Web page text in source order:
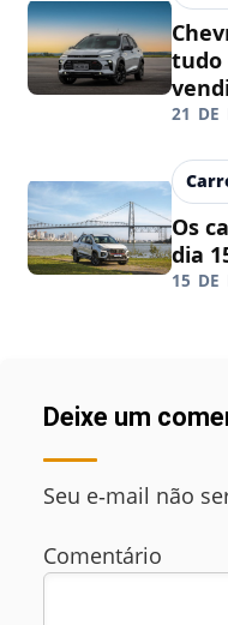
tudo
21 DE
Os
dia
15 DE
Deixe um
Seu e‑mail não
Comentário